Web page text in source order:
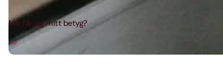
När får jag mitt betyg?